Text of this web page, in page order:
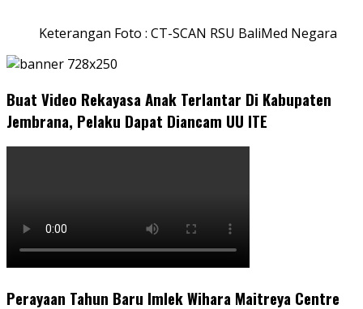
Keterangan Foto : CT-SCAN RSU BaliMed Negara
Buat Video Rekayasa Anak Terlantar Di Kabupaten
Jembrana, Pelaku Dapat Diancam UU ITE
Perayaan Tahun Baru Imlek Wihara Maitreya Centre